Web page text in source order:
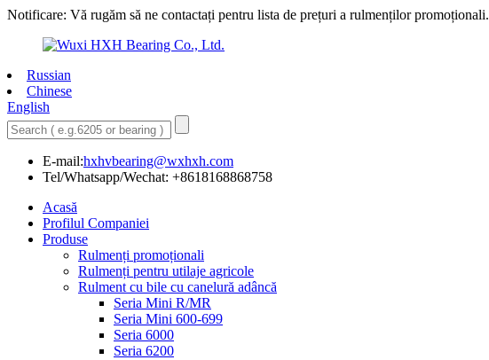
Notificare: Vă rugăm să ne contactați pentru lista de prețuri a rulmenților promoționali.
Russian
Chinese
English
E-mail:hxhvbearing@wxhxh.com
Tel/Whatsapp/Wechat: +8618168868758
Acasă
Profilul Companiei
Produse
Rulmenți promoționali
Rulmenți pentru utilaje agricole
Rulment cu bile cu canelură adâncă
Seria Mini R/MR
Seria Mini 600-699
Seria 6000
Seria 6200